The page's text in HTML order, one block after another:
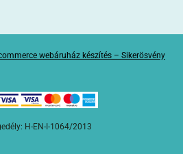
webáruház készítés – Sikerösvény
H-EN-I-1064/2013